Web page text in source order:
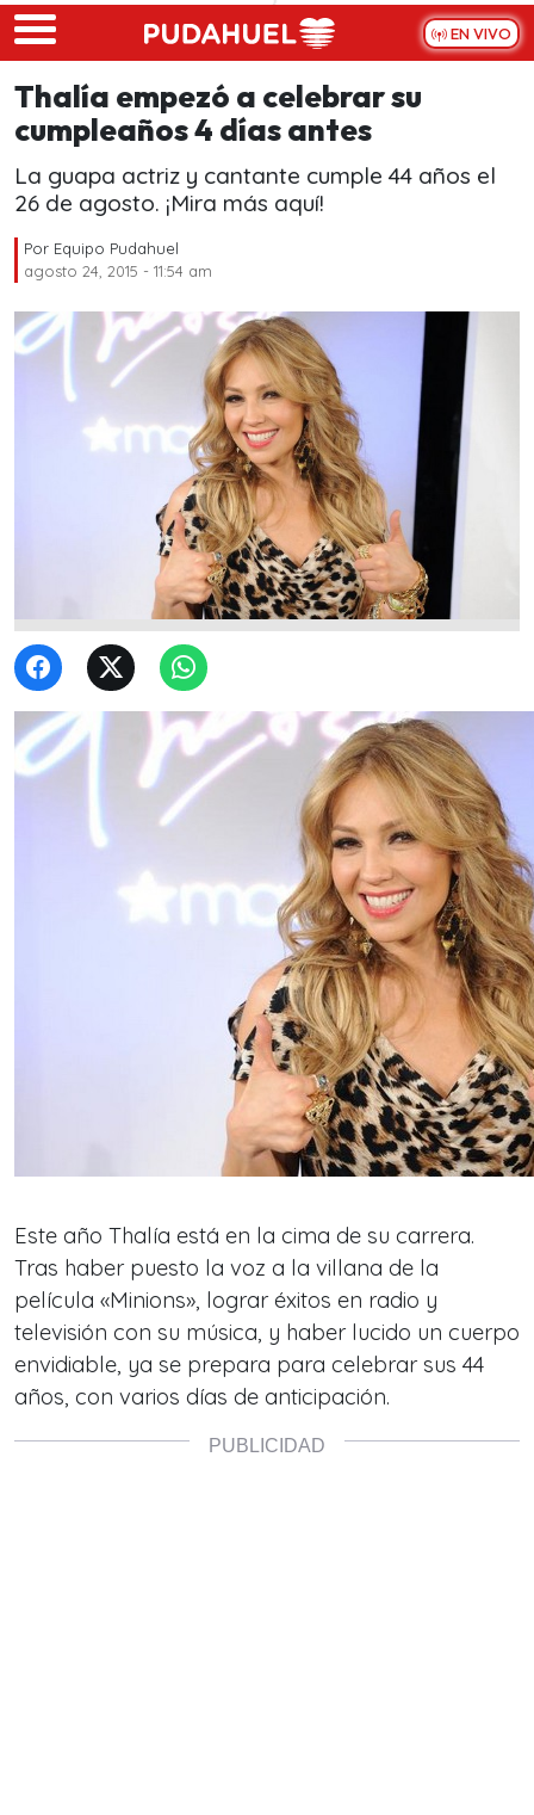
Skip to main content
EN VIVO
Thalía empezó a celebrar su
cumpleaños 4 días antes
La guapa actriz y cantante cumple 44 años el
26 de agosto. ¡Mira más aquí!
Por Equipo Pudahuel
agosto 24, 2015 - 11:54 am
Este año Thalía está en la cima de su carrera.
Tras haber puesto la voz a la villana de la
película «Minions», lograr éxitos en radio y
televisión con su música, y haber lucido un cuerpo
envidiable, ya se prepara para celebrar sus 44
años, con varios días de anticipación.